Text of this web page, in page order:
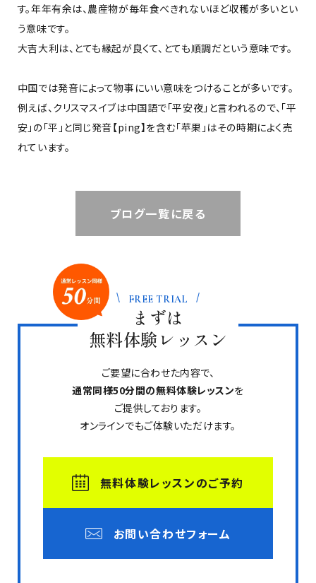
す。年年有余は、農産物が毎年食べきれないほど収穫が多いとい
う意味です。
大吉大利は、とても縁起が良くて、とても順調だという意味です。
中国では発音によって物事にいい意味をつけることが多いです。
例えば、クリスマスイブは中国語で「平安夜」と言われるので、「平
安」の「平」と同じ発音【ping】を含む「苹果」はその時期によく売
れています。
ブログ一覧に戻る
FREE TRIAL
まずは
無料体験レッスン
ご要望に合わせた内容で、
通常同様50分間の無料体験レッスンを
ご提供しております。
オンラインでもご体験いただけます。
無料体験レッスンのご予約
お問い合わせフォーム